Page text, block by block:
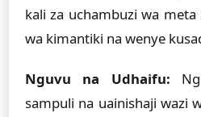
kali za uchambuzi wa
wa kimantiki na wenye
Nguvu na Udhaifu:
sampuli na uainishaji wazi